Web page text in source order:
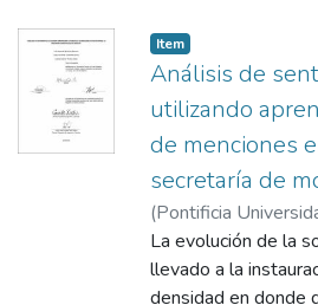
para la medición y
deforestación que
tener una mejor
fenómeno para
recursos a atender
las zonas más
situación y
los algoritmos de
para analizar datos
imágenes y textos,
Item
Análisis de
utilizando
de menciones
secretaría de
(Pontificia
Quiñonez Romero,
García, Luisa
Andrés Gabriel;
La evolución de la
llevado a la
densidad en donde